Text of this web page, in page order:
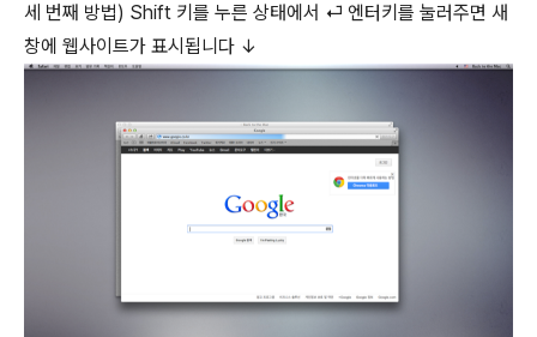
세 번째 방법) Shift 키를 누른 상태에서 ⏎ 엔터키를 눌러주면 새
창에 웹사이트가 표시됩니다 ↓